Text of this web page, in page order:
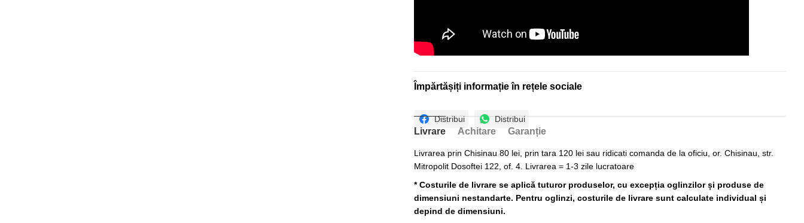
Împărtășiți informație în rețele sociale
Distribui Distribui
Livrare Achitare Garanție
Livrarea prin Chisinau 80 lei, prin tara 120 lei sau ridicati comanda de la oficiu, or. Chisinau, str.
Mitropolit Dosoftei 122, of. 4. Livrarea = 1-3 zile lucratoare
* Costurile de livrare se aplică tuturor produselor, cu excepția oglinzilor și produse de
dimensiuni nestandarte. Pentru oglinzi, costurile de livrare sunt calculate individual și
depind de dimensiuni.